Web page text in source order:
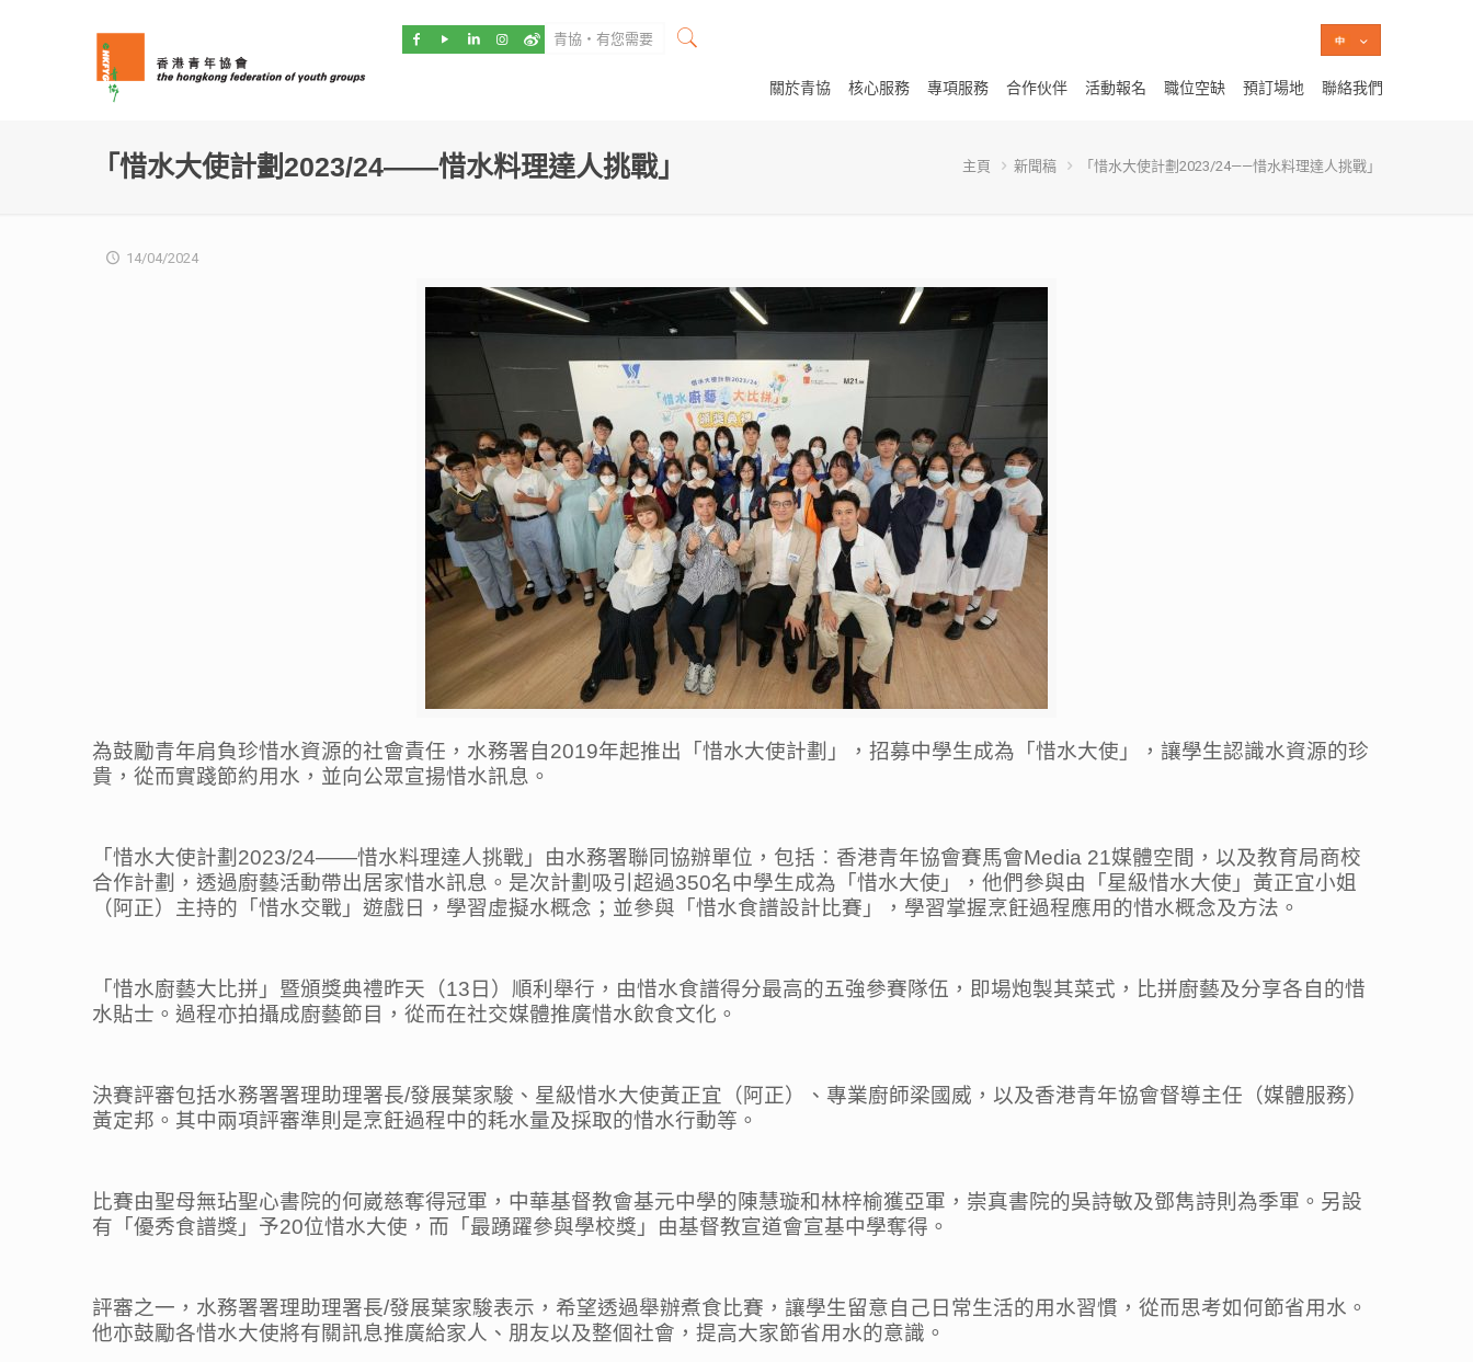
關於青協 核心服務 專項服務 合作伙伴 活動報名 職位空缺 預訂場地 聯絡我們
「惜水大使計劃2023/24——惜水料理達人挑戰」 主頁 新聞稿 「惜水大使計劃2023/24——惜水料理達人挑戰」
14/04/2024
為鼓勵青年肩負珍惜水資源的社會責任，水務署自2019年起推出「惜水大使計劃」，招募中學生成為「惜水大使」，讓學生認識水資源的珍
貴，從而實踐節約用水，並向公眾宣揚惜水訊息。
「惜水大使計劃2023/24——惜水料理達人挑戰」由水務署聯同協辦單位，包括︰香港青年協會賽馬會Media 21媒體空間，以及教育局商校
合作計劃，透過廚藝活動帶出居家惜水訊息。是次計劃吸引超過350名中學生成為「惜水大使」，他們參與由「星級惜水大使」黃正宜小姐
（阿正）主持的「惜水交戰」遊戲日，學習虛擬水概念；並參與「惜水食譜設計比賽」，學習掌握烹飪過程應用的惜水概念及方法。
「惜水廚藝大比拼」暨頒獎典禮昨天（13日）順利舉行，由惜水食譜得分最高的五強參賽隊伍，即場炮製其菜式，比拼廚藝及分享各自的惜
水貼士。過程亦拍攝成廚藝節目，從而在社交媒體推廣惜水飲食文化。
決賽評審包括水務署署理助理署長/發展葉家駿、星級惜水大使黃正宜（阿正）、專業廚師梁國威，以及香港青年協會督導主任（媒體服務）
黃定邦。其中兩項評審準則是烹飪過程中的耗水量及採取的惜水行動等。
比賽由聖母無玷聖心書院的何崴慈奪得冠軍，中華基督教會基元中學的陳慧璇和林梓榆獲亞軍，崇真書院的吳詩敏及鄧雋詩則為季軍。另設
有「優秀食譜獎」予20位惜水大使，而「最踴躍參與學校獎」由基督教宣道會宣基中學奪得。
評審之一，水務署署理助理署長/發展葉家駿表示，希望透過舉辦煮食比賽，讓學生留意自己日常生活的用水習慣，從而思考如何節省用水。
他亦鼓勵各惜水大使將有關訊息推廣給家人、朋友以及整個社會，提高大家節省用水的意識。